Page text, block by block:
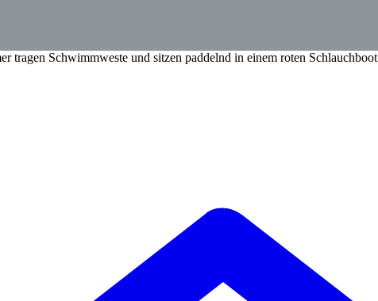
tragen Schwimmweste und sitzen paddelnd in einem roten Schlauchboot